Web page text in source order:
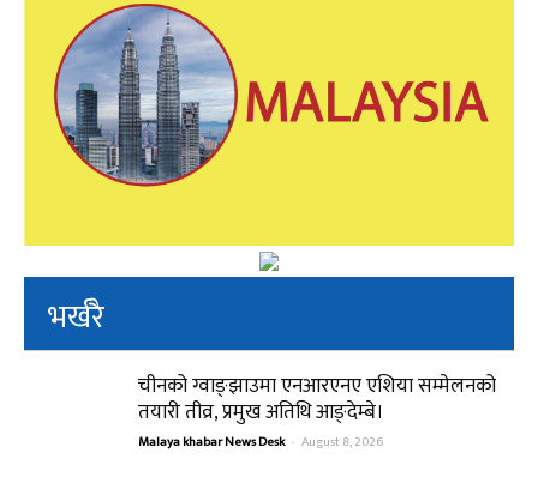
भर्खरै
चीनको ग्वाङ्झाउमा एनआरएनए एशिया सम्मेलनको
तयारी तीव्र, प्रमुख अतिथि आङ्देम्बे।
Malaya khabar News Desk - August 8, 2026